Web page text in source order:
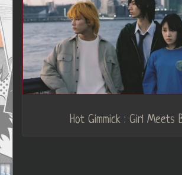
Hot Gimmick : Girl Meets